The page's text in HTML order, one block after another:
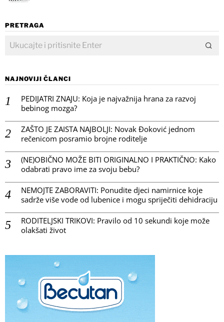
PRETRAGA
NAJNOVIJI ČLANCI
PEDIJATRI ZNAJU: Koja je najvažnija hrana za razvoj
bebinog mozga?
ZAŠTO JE ZAISTA NAJBOLJI: Novak Đoković jednom
rečenicom posramio brojne roditelje
(NE)OBIČNO MOŽE BITI ORIGINALNO I PRAKTIČNO: Kako
odabrati pravo ime za svoju bebu?
NEMOJTE ZABORAVITI: Ponudite djeci namirnice koje
sadrže više vode od lubenice i mogu spriječiti dehidraciju
RODITELJSKI TRIKOVI: Pravilo od 10 sekundi koje može
olakšati život